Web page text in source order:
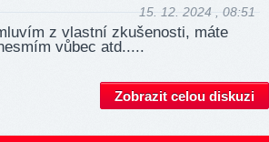
15. 12. 2024 , 08:51
z vlastní zkušenosti, máte
vůbec atd.....
Zobrazit celou diskuzi